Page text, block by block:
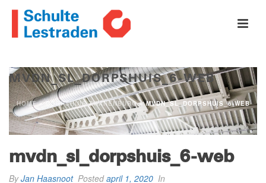
MVDN_SL_DORPSHUIS_6-WEB
HOME»DORPSHUIS ZWANENBURG»MVDN_SL_DORPSHUIS_6-WEB
mvdn_sl_dorpshuis_6-web
ByJan Haasnoot Postedapril 1, 2020 In